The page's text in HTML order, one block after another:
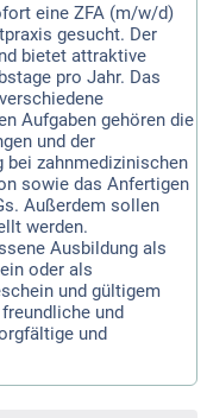
eine ZFA (m/w/d)
gesucht. Der
bietet attraktive
pro Jahr. Das
Aufgaben gehören die
und der
bei zahnmedizinischen
sowie das Anfertigen
Außerdem sollen
werden.
Ausbildung als
oder als
und gültigem
und
und